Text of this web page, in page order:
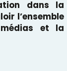
dans la
l’ensemble
et la